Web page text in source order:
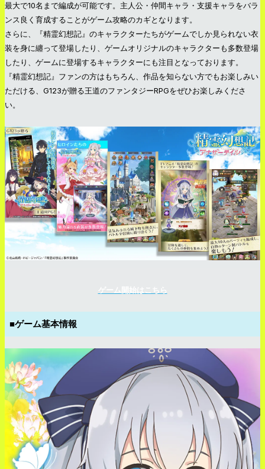
最大で10名まで編成が可能です。主人公・仲間キャラ・支援キャラをバラ
ンス良く育成することがゲーム攻略のカギとなります。
さらに、『精霊幻想記』のキャラクターたちがゲームでしか見られない衣
装を身に纏って登場したり、ゲームオリジナルのキャラクターも多数登場
したり、ゲームに登場するキャラクターにも注目となっております。
『精霊幻想記』ファンの方はもちろん、作品を知らない方でもお楽しみい
ただける、G123が贈る王道のファンタジーRPGをぜひお楽しみくださ
い。
■ゲーム基本情報